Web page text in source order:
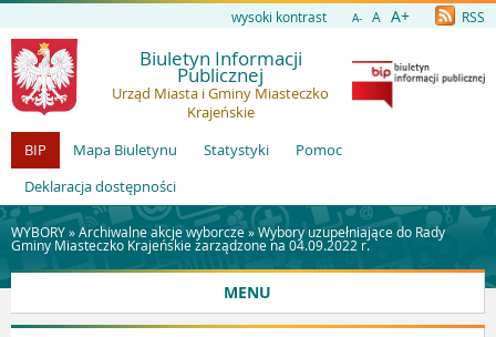
wysoki kontrast A- A A+ RSS
Biuletyn Informacji
Publicznej
Urząd Miasta i Gminy Miasteczko
Krajeńskie
BIP
Mapa Biuletynu Statystyki
Pomoc
Deklaracja dostępności
WYBORY »Archiwalne akcje wyborcze»Wybory uzupełniające do Rady
Gminy Miasteczko Krajeńskie zarządzone na 04.09.2022 r.
MENU